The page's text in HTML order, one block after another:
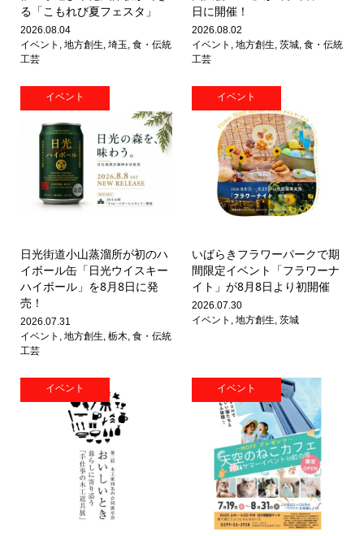
る「こもれび夏フェスタ」
2026.08.04
イベント , 地方創生, 埼玉, 食・伝統
工芸
日に開催！
2026.08.02
イベント ,地方創生,茨城,食・伝統
工芸
イベント
日光街道小山蒸溜所が初のハ
イボール缶「日光ウイスキー
ハイボール」を8月8日に発
売！
2026.07.31
イベント , 地方創生, 栃木, 食・伝統
工芸
イベント
いばらきフラワーパークで期
間限定イベント「フラワーナ
イト」が8月8日より初開催
2026.07.30
イベント ,地方創生,茨城
イベント イベント